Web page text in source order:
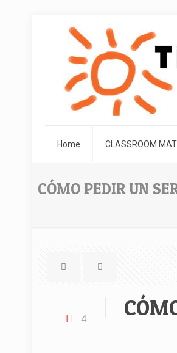
Home CLASSROOM
CÓMO PEDIR UN
4